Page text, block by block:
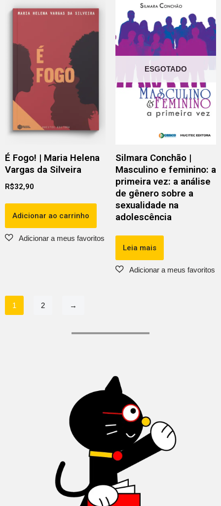
É Fogo! | Maria Helena
Vargas da Silveira
R$32,90
Adicionar ao carrinho
ESGOTADO
Silmara Conchão |
Masculino e feminino: a
primeira vez: a análise
de gênero sobre a
sexualidade na
adolescência
Leia mais
1 2 →